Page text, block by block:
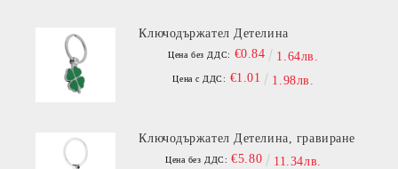
Ключодържател Детелина
Цена без ДДС: €0.84 1.64лв.
Цена с ДДС: €1.01 1.98лв.
Ключодържател Детелина, гравиране
Цена без ДДС: €5.80 11.34лв.